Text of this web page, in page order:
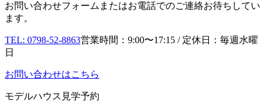
お問い合わせフォームまたはお電話でのご連絡お待ちしてい
ます。
TEL: 0798-52-8863営業時間：9:00〜17:15 / 定休日：毎週水曜
日
お問い合わせはこちら
モデルハウス見学予約